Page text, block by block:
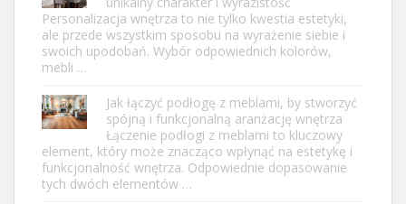
Personalizacja wnętrza to nie tylko kwestia estetyki,
ale przede wszystkim sposobu na wyrażenie siebie i
swoich upodobań. Wybór odpowiednich kolorów,
mebli …
Jak łączyć podłogę z meblami, by stworzyć
spójną i funkcjonalną aranżację wnętrza
Łączenie podłogi z meblami to kluczowy
element, który może znacząco wpłynąć na estetykę i
funkcjonalność wnętrza. Odpowiednie dopasowanie
tych dwóch elementów …